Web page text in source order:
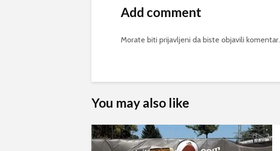
Add comment
Morate biti prijavljeni da biste objavili komentar.
You may also like